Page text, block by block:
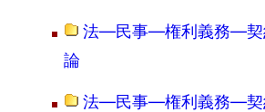
法―民事―権利義務―契
論
法―民事―権利義務―契